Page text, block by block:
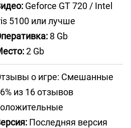
Geforce GT 720 / Intel
5100 или лучше
8 Gb
2 Gb
о игре: Смешанные
из 16 отзывов
Последняя версия